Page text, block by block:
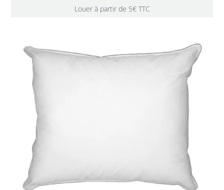
Louer à partir de 5€ TTC